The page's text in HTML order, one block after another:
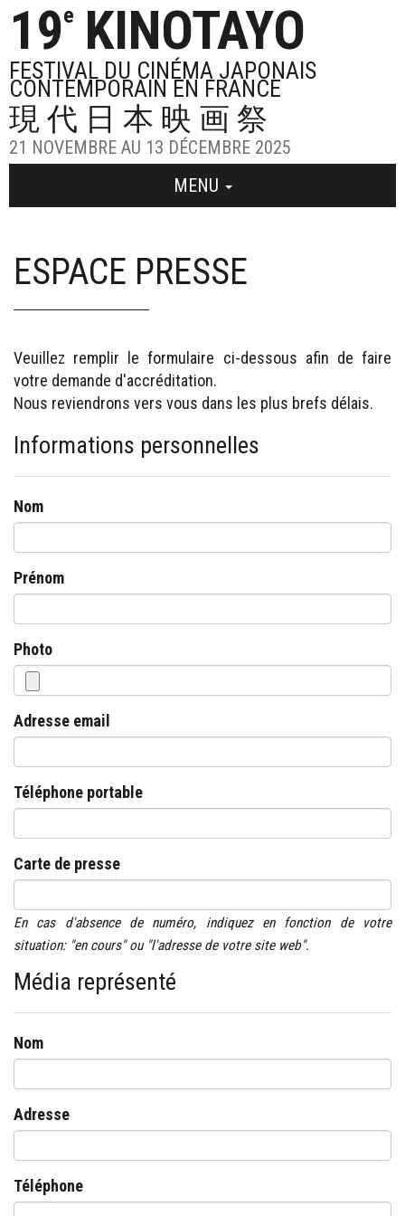
19eKINOTAYO
FESTIVAL DU CINÉMA JAPONAIS
CONTEMPORAIN EN FRANCE
現代日本映画祭
21 NOVEMBRE AU 13 DÉCEMBRE 2025
MENU
ESPACE PRESSE
Veuillez remplir le formulaire ci-dessous afin de faire
votre demande d'accréditation.
Nous reviendrons vers vous dans les plus brefs délais.
Informations personnelles
Nom
Prénom
Photo
Adresse email
Téléphone portable
Carte de presse
En cas d'absence de numéro, indiquez en fonction de votre
situation: "en cours" ou "l'adresse de votre site web".
Média représenté
Nom
Adresse
Téléphone